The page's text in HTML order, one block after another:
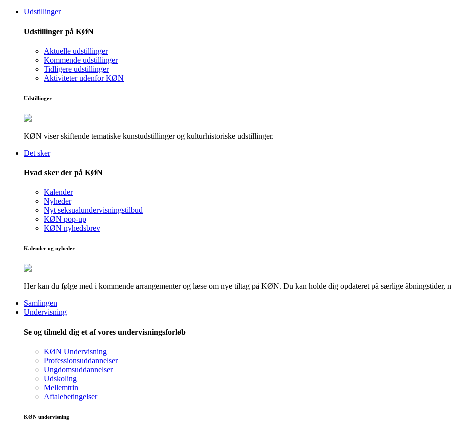
Udstillinger
Udstillinger på KØN
Aktuelle udstillinger
Kommende udstillinger
Tidligere udstillinger
Aktiviteter udenfor KØN
Udstillinger
KØN viser skiftende tematiske kunstudstillinger og kulturhistoriske udstillinger.
Det sker
Hvad sker der på KØN
Kalender
Nyheder
Nyt seksualundervisningstilbud
KØN pop-up
KØN nyhedsbrev
Kalender og nyheder
Her kan du følge med i kommende arrangementer og læse om nye tiltag på KØN. Du kan holde dig opdateret på særlige åbningstider,
Samlingen
Undervisning
Se og tilmeld dig et af vores undervisningsforløb
KØN Undervisning
Professionsuddannelser
Ungdomsuddannelser
Udskoling
Mellemtrin
Aftalebetingelser
KØN undervisning